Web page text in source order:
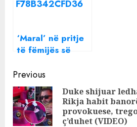
‘Maral’ në pritje
të fëmijës së
zbulon emrin e
vajzës
Continue
Reading
Previous
Duke shijuar
Rikja habit
provokuese,
ç’duhet (VIDEO)